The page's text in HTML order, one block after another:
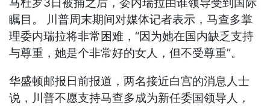
马杜罗3日被捕之后，委内瑞拉由谁领导受到国际
瞩目。 川普周末期间对媒体记者表示，马查多掌
理委内瑞拉将非常困难，“因为她在国内缺乏支持
与尊重，她是个非常好的女人，但不受尊重”。
华盛顿邮报日前报道，两名接近白宫的消息人士
说，川普不愿支持马查多成为新任委国领导人，